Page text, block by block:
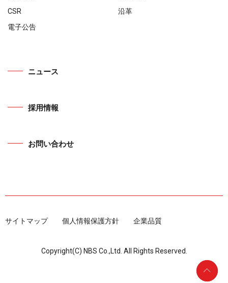
CSR
沿革
電子公告
ニュース
採用情報
お問い合わせ
サイトマップ 個人情報保護方針 企業品質
Copyright(C) NBS Co.,Ltd. All Rights Reserved.